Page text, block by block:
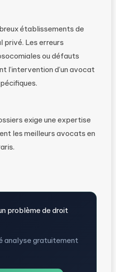
établissements de
privé. Les erreurs
ou défauts
l’intervention d’un avocat
exige une expertise
les meilleurs avocats en
problème de droit
analyse gratuitement